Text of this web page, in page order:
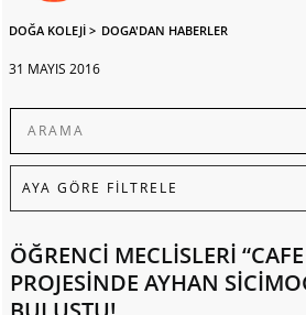
DOĞA KOLEJİ > DOGA'DAN HABERLER
31 MAYIS 2016
ÖĞRENCİ MECLİSLERİ
PROJESİNDE AYHAN